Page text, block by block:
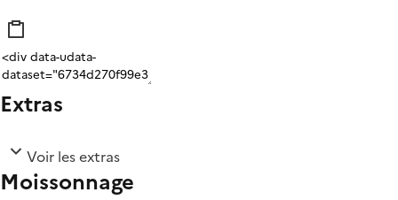
Extras
Voir les extras
Moissonnage